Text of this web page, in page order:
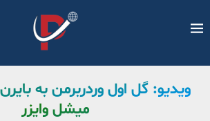
ویدیو: گل اول وردربرمن به
میشل وایزر